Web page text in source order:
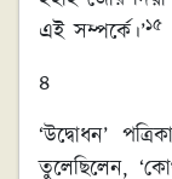
এই সম্পর্কে।’১৫
৪
‘উদ্বোধন’
তুলেছিলেন,